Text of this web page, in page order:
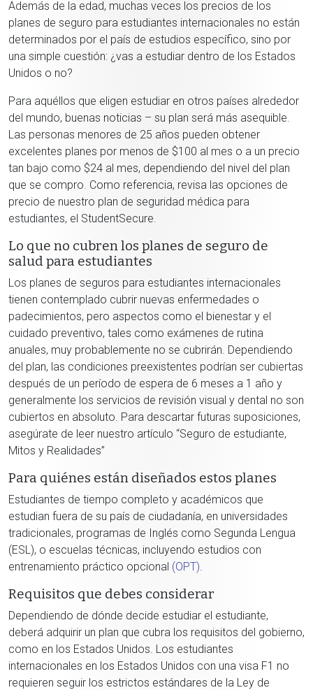
Además de la edad, muchas veces los precios de los
planes de seguro para estudiantes internacionales no están
determinados por el país de estudios específico, sino por
una simple cuestión: ¿vas a estudiar dentro de los Estados
Unidos o no?
Para aquéllos que eligen estudiar en otros países alrededor
del mundo, buenas noticias – su plan será más asequible.
Las personas menores de 25 años pueden obtener
excelentes planes por menos de $100 al mes o a un precio
tan bajo como $24 al mes, dependiendo del nivel del plan
que se compro. Como referencia, revisa las opciones de
precio de nuestro plan de seguridad médica para
estudiantes, el StudentSecure.
Lo que no cubren los planes de seguro de
salud para estudiantes
Los planes de seguros para estudiantes internacionales
tienen contemplado cubrir nuevas enfermedades o
padecimientos, pero aspectos como el bienestar y el
cuidado preventivo, tales como exámenes de rutina
anuales, muy probablemente no se cubrirán. Dependiendo
del plan, las condiciones preexistentes podrían ser cubiertas
después de un período de espera de 6 meses a 1 año y
generalmente los servicios de revisión visual y dental no son
cubiertos en absoluto. Para descartar futuras suposiciones,
asegúrate de leer nuestro artículo “Seguro de estudiante,
Mitos y Realidades”
Para quiénes están diseñados estos planes
Estudiantes de tiempo completo y académicos que
estudian fuera de su país de ciudadanía, en universidades
tradicionales, programas de Inglés como Segunda Lengua
(ESL), o escuelas técnicas, incluyendo estudios con
entrenamiento práctico opcional (OPT).
Requisitos que debes considerar
Dependiendo de dónde decide estudiar el estudiante,
deberá adquirir un plan que cubra los requisitos del gobierno,
como en los Estados Unidos. Los estudiantes
internacionales en los Estados Unidos con una visa F1 no
requieren seguir los estrictos estándares de la Ley de